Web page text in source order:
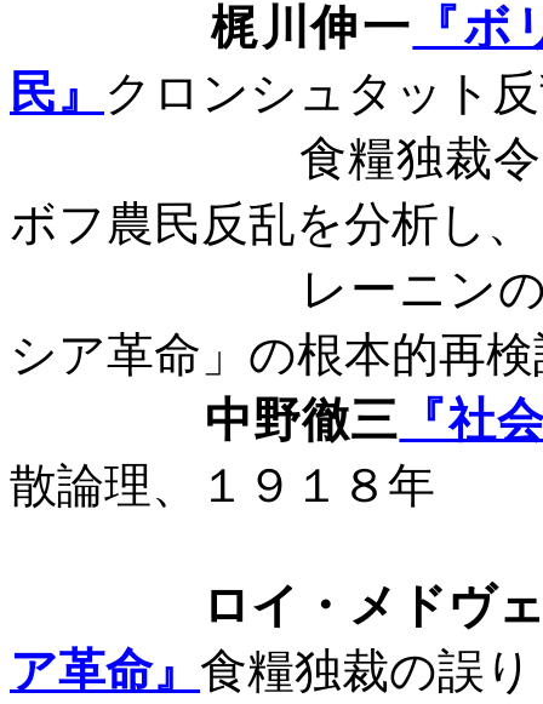
梶川伸一 『
民』 クロンシュタット
食糧独裁
ボフ農民反乱を分析し、
レーニン
シア革命」の根本的再
中野徹三 『社
散論理、１９１８年
ロイ・メドヴェ
ア革命』 食糧独裁の誤り